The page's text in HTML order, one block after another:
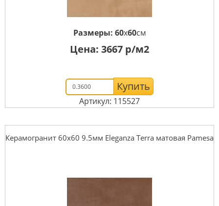
Размеры: 60x60см
Цена: 3667 р/м2
Купить
Артикул: 115527
Керамогранит 60x60 9.5мм Eleganza Terra матовая Pamesa